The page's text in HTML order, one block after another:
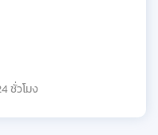
ชั่วโมง